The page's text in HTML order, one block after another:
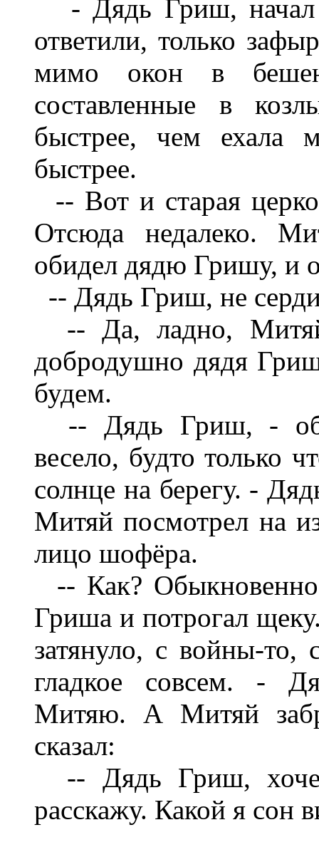
- Дядь Гриш, начал
ответили, только
мимо окон в
составленные в
быстрее, чем ехала
быстрее.
-- Вот и старая
Отсюда недалеко.
обидел дядю Гришу, и
-- Дядь Гриш, не
-- Да, ладно,
добродушно дядя
будем.
-- Дядь Гриш, -
весело, будто только
солнце на берегу. -
Митяй посмотрел на
лицо шофёра.
-- Как?
Гриша и потрогал
затянуло, с войны-то,
гладкое совсем. -
Митяю. А Митяй
сказал:
-- Дядь Гриш,
расскажу. Какой я сон